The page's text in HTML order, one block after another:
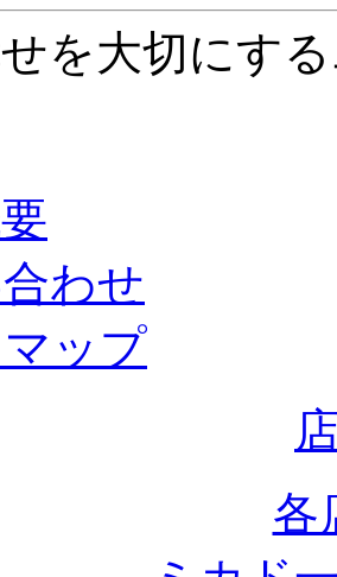
を大切にす
わせ
ップ
各